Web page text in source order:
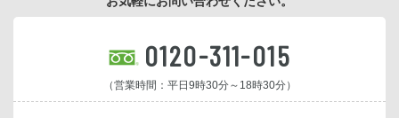
0120-311-015
（営業時間：平日9時30分～18時30分）